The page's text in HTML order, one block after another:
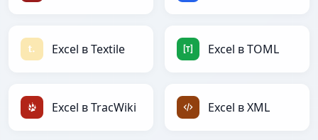
Excel в Textile Excel в TOML
Excel в TracWiki Excel в XML